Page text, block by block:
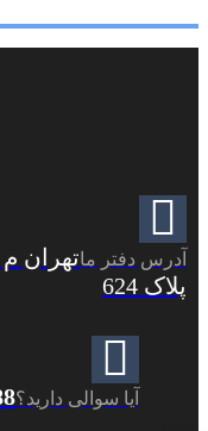
آدرس دفتر ماتهران
پلاک 624
آیا سوالی دارید؟